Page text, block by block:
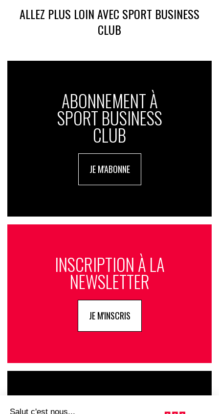
ALLEZ PLUS LOIN AVEC SPORT BUSINESS
CLUB
ABONNEMENT À
SPORT BUSINESS
CLUB
JE M'ABONNE
INSCRIPTION À LA
NEWSLETTER
JE M'INSCRIS